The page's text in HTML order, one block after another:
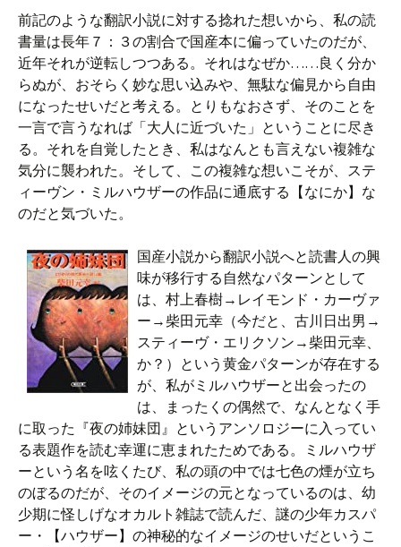
前記のような翻訳小説に対する捻れた想いから、私の読
書量は長年７：３の割合で国産本に偏っていたのだが、
近年それが逆転しつつある。それはなぜか……良く分か
らぬが、おそらく妙な思い込みや、無駄な偏見から自由
になったせいだと考える。とりもなおさず、そのことを
一言で言うなれば「大人に近づいた」ということに尽き
る。それを自覚したとき、私はなんとも言えない複雑な
気分に襲われた。そして、この複雑な想いこそが、ステ
ィーヴン・ミルハウザーの作品に通底する【なにか】な
のだと気づいた。
国産小説から翻訳小説へと読書人の興
味が移行する自然なパターンとして
は、村上春樹→レイモンド・カーヴァ
ー→柴田元幸（今だと、古川日出男→
スティーヴ・エリクソン→柴田元幸、
か？）という黄金パターンが存在する
が、私がミルハウザーと出会ったの
は、まったくの偶然で、なんとなく手
に取った『夜の姉妹団』というアンソロジーに入ってい
る表題作を読む幸運に恵まれたためである。ミルハウザ
ーという名を呟くたび、私の頭の中では七色の煙が立ち
のぼるのだが、そのイメージの元となっているのは、幼
少期に怪しげなオカルト雑誌で読んだ、謎の少年カスパ
ー・【ハウザー】の神秘的なイメージのせいだというこ